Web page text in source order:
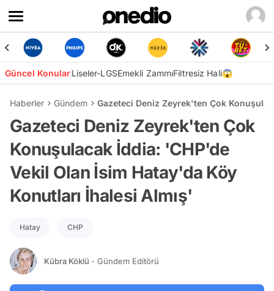
Güncel KonularLiseler-LGSEmekli ZammıFiltresiz Hali😱
Haberler Gündem Gazeteci Deniz Zeyrek'ten Çok
Gazeteci Deniz Zeyrek'ten Çok
Konuşulacak İddia: 'CHP'de
Vekil Olan İsim Hatay'da Köy
Konutları İhalesi Almış'
Hatay CHP
Kübra Köklü - Gündem Editörü